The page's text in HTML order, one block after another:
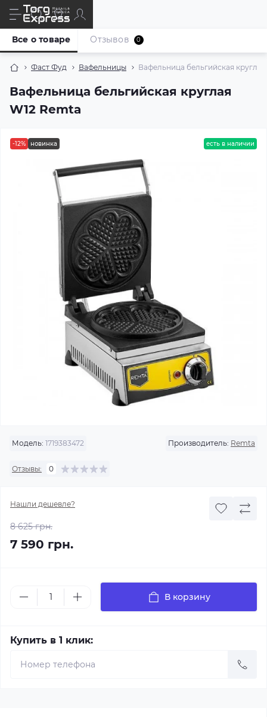
Фаст Фуд Вафельницы Вафельница бельгийская
Вафельница бельгийская круглая
W12 Remta
Все о товаре Отзывов 0
-12% новинка есть в наличии
Модель: 1719383472 Производитель: Remta
Отзывы: 0
Нашли дешевле?
8 625 грн.
7 590 грн.
В корзину
Купить в 1 клик: